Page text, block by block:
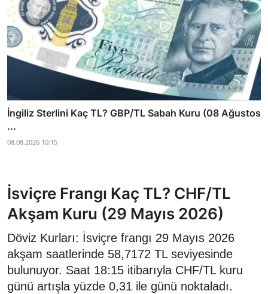
İngiliz Sterlini Kaç TL? GBP/TL Sabah Kuru (08 Ağustos
...
08.08.2026 10:15
İsviçre Frangı Kaç TL? CHF/TL
Akşam Kuru (29 Mayıs 2026)
Döviz Kurları: İsviçre frangı 29 Mayıs 2026
akşam saatlerinde 58,7172 TL seviyesinde
bulunuyor. Saat 18:15 itibarıyla CHF/TL kuru
günü artışla yüzde 0,31 ile günü noktaladı.